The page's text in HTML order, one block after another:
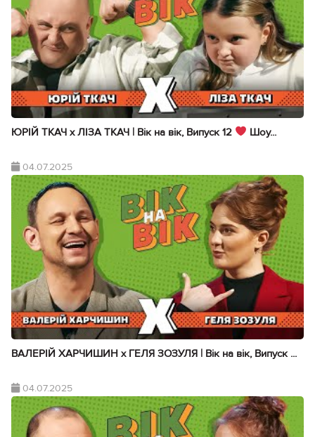
ЮРІЙ ТКАЧ х ЛІЗА ТКАЧ | Вік на вік, Випуск 12 Шоу...
04.07.2025
ВАЛЕРІЙ ХАРЧИШИН х ГЕЛЯ ЗОЗУЛЯ | Вік на вік, Випуск ...
04.07.2025